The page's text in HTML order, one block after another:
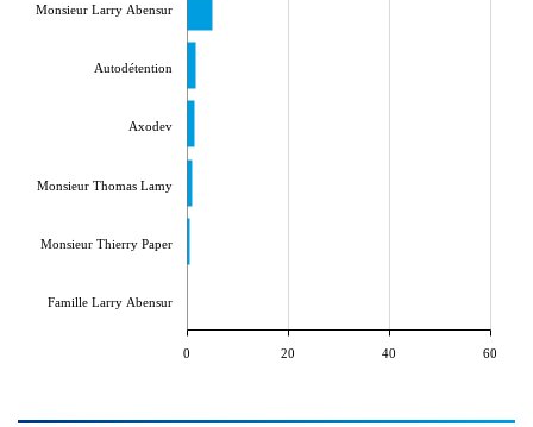
Monsieur Larry Abensur
Autodétention
Axodev
Monsieur Thomas Lamy
Monsieur Thierry Paper
Famille Larry Abensur
0 20 40 60